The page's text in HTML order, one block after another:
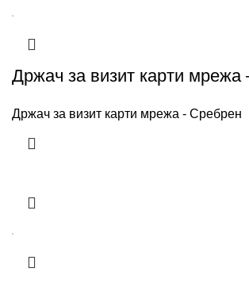
Држач за визит карти мрежа
Држач за визит карти мрежа - Сребрен